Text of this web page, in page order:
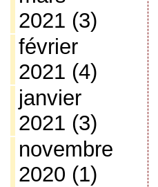
2021 (3)
février
2021 (4)
janvier
2021 (3)
novembre
2020 (1)